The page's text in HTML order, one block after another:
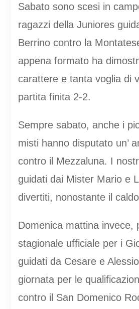
Sabato sono scesi in
ragazzi della Juniores
Berrino contro la
appena formato ha
carattere e tanta voglia di
partita finita 2-2.
Sempre sabato, anche i
misti hanno disputato un’
contro il Mezzaluna. I
guidati dai Mister Mario e
divertiti, nonostante il
Domenica mattina invece,
stagionale ufficiale per i
guidati da Cesare e
giornata per le
contro il San Domenico